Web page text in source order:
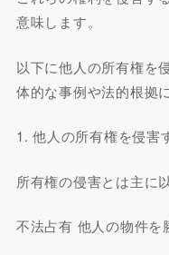
意味します。
以下に他人の所有権を
体的な事例や法的根拠
1. 他人の所有権を侵害
所有権の侵害とは主に
不法占有 他人の物件を